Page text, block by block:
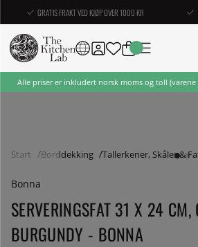
GRATIS FRAKT VED KJØP OVER 1000 KR
Alle priser er inkludert norsk moms og toll (varene
Start Borddekking Tallerkener, Skåler &
Bonna
SERVERINGSFAT 31 X 24 CM,
BURGUNDY - BONNA